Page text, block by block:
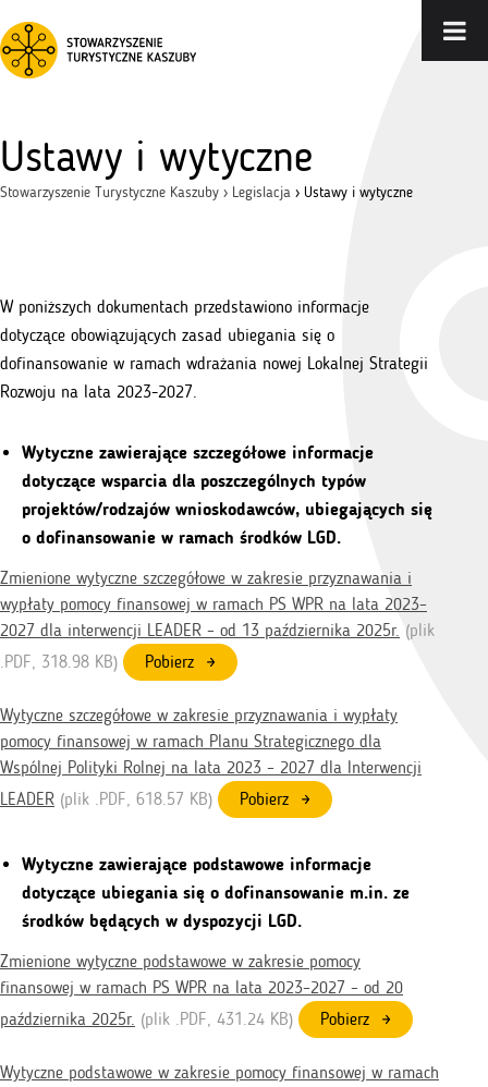
Ustawy i wytyczne
Stowarzyszenie Turystyczne Kaszuby › Legislacja › Ustawy i wytyczne
W poniższych dokumentach przedstawiono informacje
dotyczące obowiązujących zasad ubiegania się o
dofinansowanie w ramach wdrażania nowej Lokalnej Strategii
Rozwoju na lata 2023-2027.
Wytyczne zawierające szczegółowe informacje
dotyczące wsparcia dla poszczególnych typów
projektów/rodzajów wnioskodawców, ubiegających się
o dofinansowanie w ramach środków LGD.
Zmienione wytyczne szczegółowe w zakresie przyznawania i
wypłaty pomocy finansowej w ramach PS WPR na lata 2023–
2027 dla interwencji LEADER – od 13 października 2025r. (plik
.PDF, 318.98 KB) Pobierz
Wytyczne szczegółowe w zakresie przyznawania i wypłaty
pomocy finansowej w ramach Planu Strategicznego dla
Wspólnej Polityki Rolnej na lata 2023 – 2027 dla Interwencji
LEADER (plik .PDF, 618.57 KB) Pobierz
Wytyczne zawierające podstawowe informacje
dotyczące ubiegania się o dofinansowanie m.in. ze
środków będących w dyspozycji LGD.
Zmienione wytyczne podstawowe w zakresie pomocy
finansowej w ramach PS WPR na lata 2023–2027 – od 20
października 2025r. (plik .PDF, 431.24 KB) Pobierz
Wytyczne podstawowe w zakresie pomocy finansowej w ramach